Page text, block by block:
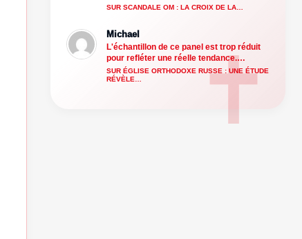
SUR SCANDALE OM : LA CROIX DE LA…
Michael
L'échantillon de ce panel est trop réduit
pour refléter une réelle tendance.…
SUR ÉGLISE ORTHODOXE RUSSE : UNE ÉTUDE
RÉVÈLE…